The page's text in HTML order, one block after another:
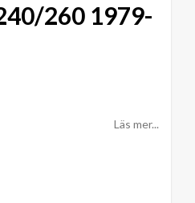
260 1979-
Läs mer...